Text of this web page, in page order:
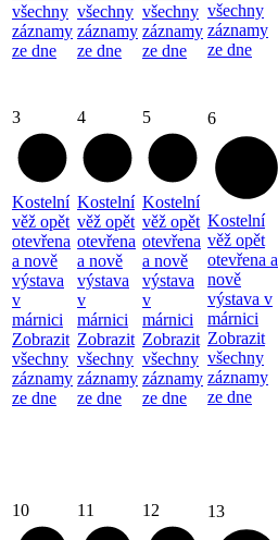
všechny
záznamy
ze dne
všechny
záznamy
ze dne
všechny
záznamy
ze dne
všechny
záznamy
ze dne
3
Kostelní
věž opět
otevřena
a nově
výstava
v
márnici
Zobrazit
všechny
záznamy
ze dne
4
Kostelní
věž opět
otevřena
a nově
výstava
v
márnici
Zobrazit
všechny
záznamy
ze dne
5
Kostelní
věž opět
otevřena
a nově
výstava
v
márnici
Zobrazit
všechny
záznamy
ze dne
6
Kostelní
věž opět
otevřena a
nově
výstava v
márnici
Zobrazit
všechny
záznamy
ze dne
10 11 12 13